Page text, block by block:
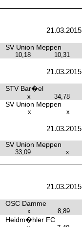
21.03.2015
SV Union Meppen
10,18 10,31
21.03.2015
STV Bar�el
x 34,78
SV Union Meppen
x x
21.03.2015
SV Union Meppen
33,09 x
21.03.2015
OSC Damme
x 8,89
Heidm�hler FC